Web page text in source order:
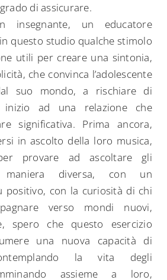
di assicurare.
insegnante, un educatore
questo studio qualche stimolo
utili per creare una sintonia,
che convinca l’adolescente
suo mondo, a rischiare di
ad una relazione che
significativa. Prima ancora,
in ascolto della loro musica,
provare ad ascoltare gli
maniera diversa, con un
positivo, con la curiosità di chi
verso mondi nuovi,
spero che questo esercizio
una nuova capacità di
la vita degli
assieme a loro,